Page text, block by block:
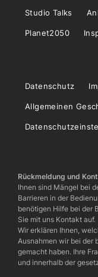
Studio Talks
Planet2050
Datenschutz
Allgemeinen
Rückmeldung und
Ihnen sind Mängel bei
Barrieren in der
benötigen Hilfe bei der
Sie mit uns Kontakt auf.
Wir erklären Ihnen,
Ausnahmen wir bei der
gemacht haben. Ihre
und innerhalb der